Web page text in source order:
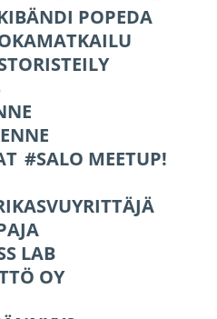
POPEDA
SALO MEETUP!
LAB
OY